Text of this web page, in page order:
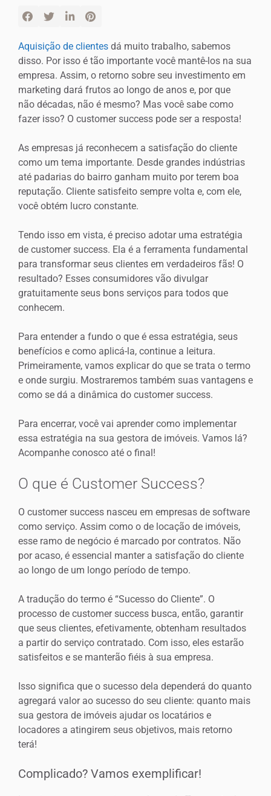
Aquisição de clientes dá muito trabalho, sabemos
disso. Por isso é tão importante você mantê-los na sua
empresa. Assim, o retorno sobre seu investimento em
marketing dará frutos ao longo de anos e, por que
não décadas, não é mesmo? Mas você sabe como
fazer isso? O customer success pode ser a resposta!
As empresas já reconhecem a satisfação do cliente
como um tema importante. Desde grandes indústrias
até padarias do bairro ganham muito por terem boa
reputação. Cliente satisfeito sempre volta e, com ele,
você obtém lucro constante.
Tendo isso em vista, é preciso adotar uma estratégia
de customer success. Ela é a ferramenta fundamental
para transformar seus clientes em verdadeiros fãs! O
resultado? Esses consumidores vão divulgar
gratuitamente seus bons serviços para todos que
conhecem.
Para entender a fundo o que é essa estratégia, seus
benefícios e como aplicá-la, continue a leitura.
Primeiramente, vamos explicar do que se trata o termo
e onde surgiu. Mostraremos também suas vantagens e
como se dá a dinâmica do customer success.
Para encerrar, você vai aprender como implementar
essa estratégia na sua gestora de imóveis. Vamos lá?
Acompanhe conosco até o final!
O que é Customer Success?
O customer success nasceu em empresas de software
como serviço. Assim como o de locação de imóveis,
esse ramo de negócio é marcado por contratos. Não
por acaso, é essencial manter a satisfação do cliente
ao longo de um longo período de tempo.
A tradução do termo é “Sucesso do Cliente”. O
processo de customer success busca, então, garantir
que seus clientes, efetivamente, obtenham resultados
a partir do serviço contratado. Com isso, eles estarão
satisfeitos e se manterão fiéis à sua empresa.
Isso significa que o sucesso dela dependerá do quanto
agregará valor ao sucesso do seu cliente: quanto mais
sua gestora de imóveis ajudar os locatários e
locadores a atingirem seus objetivos, mais retorno
terá!
Complicado? Vamos exemplificar!